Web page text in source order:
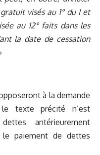
visés au 1° du I et
au 12° faits dans les
la date de cessation
à la demande
texte précité n’est
antérieurement
paiement de dettes